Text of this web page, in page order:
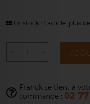
En stock : 1 article(plus
Franck se tient à
commande : 02